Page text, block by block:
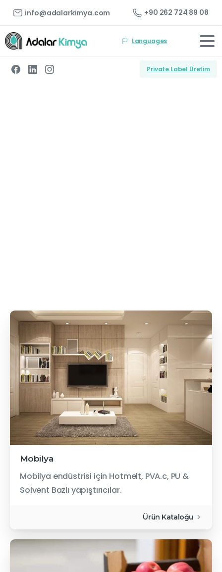
info@adalarkimya.com +90 262 724 89 08
Languages
Private Label Üretim
Mobilya
Mobilya endüstrisi için Hotmelt, PVA.c, PU &
Solvent Bazlı yapıştırıcılar.
Ürün Kataloğu